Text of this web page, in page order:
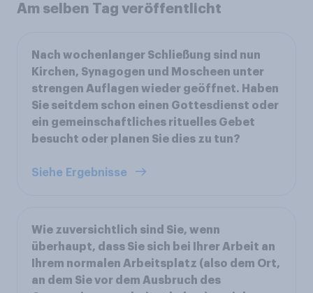
Am selben Tag veröffentlicht
Nach wochenlanger Schließung sind nun
Kirchen, Synagogen und Moscheen unter
strengen Auflagen wieder geöffnet. Haben
Sie seitdem schon einen Gottesdienst oder
ein gemeinschaftliches rituelles Gebet
besucht oder planen Sie dies zu tun?
Siehe Ergebnisse
Wie zuversichtlich sind Sie, wenn
überhaupt, dass Sie sich bei Ihrer Arbeit an
Ihrem normalen Arbeitsplatz (also dem Ort,
an dem Sie vor dem Ausbruch des